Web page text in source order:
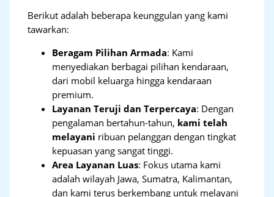
Berikut adalah beberapa keunggulan yang kami
tawarkan:
Beragam Pilihan Armada: Kami
menyediakan berbagai pilihan kendaraan,
dari mobil keluarga hingga kendaraan
premium.
Layanan Teruji dan Terpercaya: Dengan
pengalaman bertahun-tahun, kami telah
melayani ribuan pelanggan dengan tingkat
kepuasan yang sangat tinggi.
Area Layanan Luas: Fokus utama kami
adalah wilayah Jawa, Sumatra, Kalimantan,
dan kami terus berkembang untuk melayani